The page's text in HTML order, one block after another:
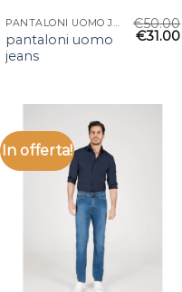
PANTALONI UOMO JEANS
pantaloni uomo
jeans
€50.00
€31.00
In offerta!